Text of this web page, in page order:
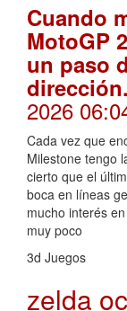
Cuando
MotoGP
un paso
2026
Cada vez que
Milestone tengo
cierto que el
boca en líneas
mucho interés
muy poco
3d Juegos
zelda